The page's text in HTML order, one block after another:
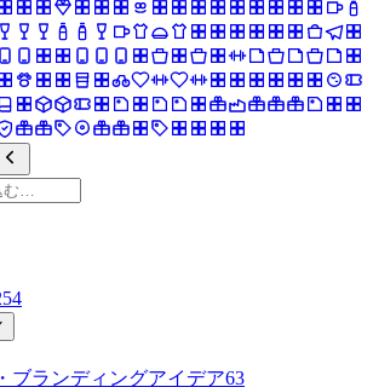
ブランディングアイデア63